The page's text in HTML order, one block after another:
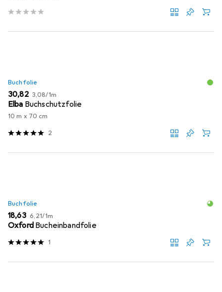
Buchfolie
EUR
30,82 EUR
3,08/1m
Elba Buchschutzfolie
10 m x 70 cm
2
Buchfolie
EUR
18,63 EUR
6,21/1m
Oxford Bucheinbandfolie
1